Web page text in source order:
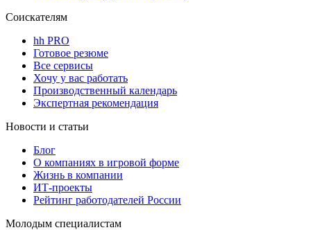
Соискателям
hh PRO
Готовое резюме
Все сервисы
Хочу у вас работать
Производственный календарь
Экспертная рекомендация
Новости и статьи
Блог
О компаниях в игровой форме
Жизнь в компании
ИТ-проекты
Рейтинг работодателей России
Молодым специалистам